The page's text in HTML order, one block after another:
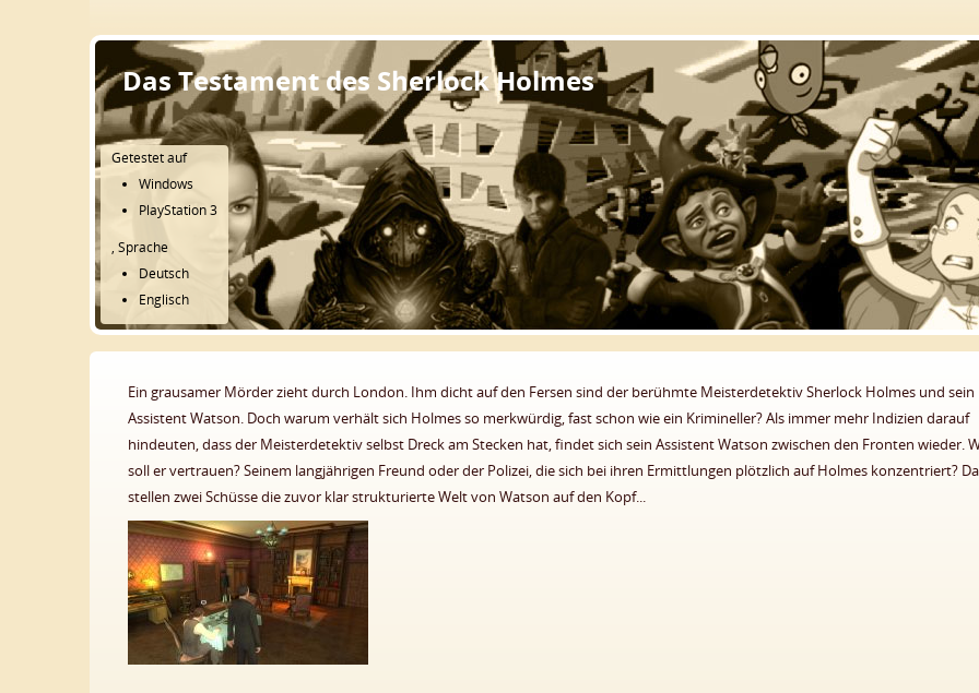
Das Testament des Sherlock Holmes
Getestet auf
Windows
PlayStation 3
, Sprache
Deutsch
Englisch
Ein grausamer Mörder zieht durch London. Ihm dicht auf den Fersen sind der berühmte Meisterdetektiv Sherlock Holmes und sein
Assistent Watson. Doch warum verhält sich Holmes so merkwürdig, fast schon wie ein Krimineller? Als immer mehr Indizien darauf
hindeuten, dass der Meisterdetektiv selbst Dreck am Stecken hat, findet sich sein Assistent Watson zwischen den Fronten wieder.
soll er vertrauen? Seinem langjährigen Freund oder der Polizei, die sich bei ihren Ermittlungen plötzlich auf Holmes konzentriert?
stellen zwei Schüsse die zuvor klar strukturierte Welt von Watson auf den Kopf...